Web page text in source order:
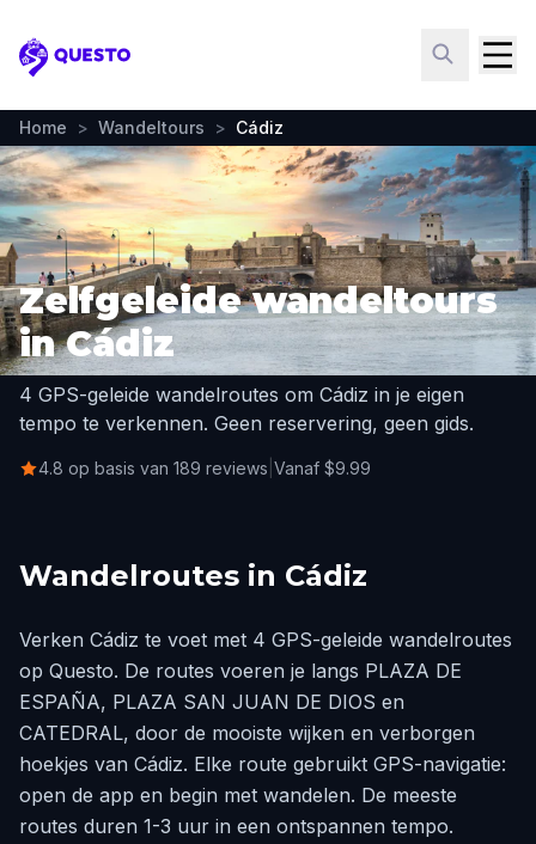
Questo
Home > Wandeltours > Cádiz
Zelfgeleide wandeltours
in Cádiz
4 GPS-geleide wandelroutes om Cádiz in je eigen
tempo te verkennen. Geen reservering, geen gids.
4.8 op basis van 189 reviews Vanaf $9.99
Wandelroutes in Cádiz
Verken Cádiz te voet met 4 GPS-geleide wandelroutes
op Questo. De routes voeren je langs PLAZA DE
ESPAÑA, PLAZA SAN JUAN DE DIOS en
CATEDRAL, door de mooiste wijken en verborgen
hoekjes van Cádiz. Elke route gebruikt GPS-navigatie:
open de app en begin met wandelen. De meeste
routes duren 1-3 uur in een ontspannen tempo.